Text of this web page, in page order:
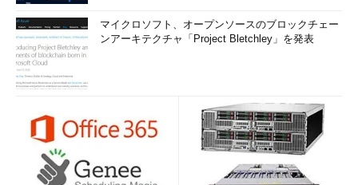
マイクロソフト、オープンソースのブロックチェー
ンアーキテクチャ「Project Bletchley」を発表